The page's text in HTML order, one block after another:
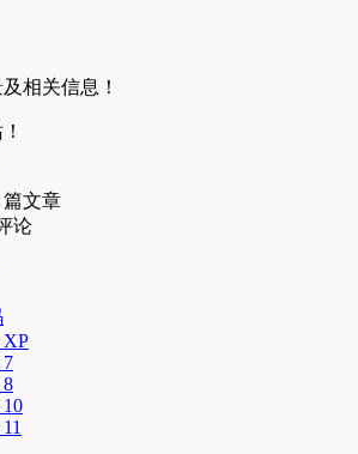
相关信息！
篇文章
论
XP
7
8